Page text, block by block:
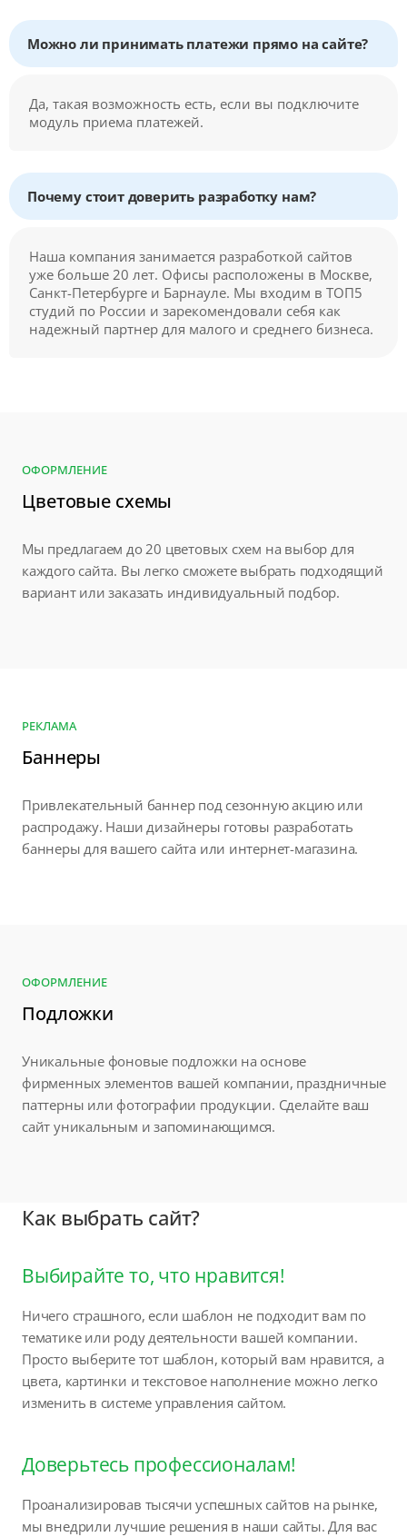
Можно ли принимать платежи прямо на сайте?
Да, такая возможность есть, если вы подключите
модуль приема платежей.
Почему стоит доверить разработку нам?
Наша компания занимается разработкой сайтов
уже больше 20 лет. Офисы расположены в Москве,
Санкт-Петербурге и Барнауле. Мы входим в ТОП5
студий по России и зарекомендовали себя как
надежный партнер для малого и среднего бизнеса.
ОФОРМЛЕНИЕ
Цветовые схемы
Мы предлагаем до 20 цветовых схем на выбор для
каждого сайта. Вы легко сможете выбрать подходящий
вариант или заказать индивидуальный подбор.
РЕКЛАМА
Баннеры
Привлекательный баннер под сезонную акцию или
распродажу. Наши дизайнеры готовы разработать
баннеры для вашего сайта или интернет-магазина.
ОФОРМЛЕНИЕ
Подложки
Уникальные фоновые подложки на основе
фирменных элементов вашей компании, праздничные
паттерны или фотографии продукции. Сделайте ваш
сайт уникальным и запоминающимся.
Как выбрать сайт?
Выбирайте то, что нравится!
Ничего страшного, если шаблон не подходит вам по
тематике или роду деятельности вашей компании.
Просто выберите тот шаблон, который вам нравится, а
цвета, картинки и текстовое наполнение можно легко
изменить в системе управления сайтом.
Доверьтесь профессионалам!
Проанализировав тысячи успешных сайтов на рынке,
мы внедрили лучшие решения в наши сайты. Для вас